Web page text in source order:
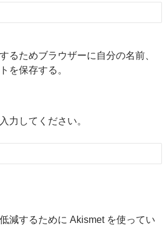
るためブラウザーに自分の名前、
を保存する。
力してください。
減するために Akismet を使ってい